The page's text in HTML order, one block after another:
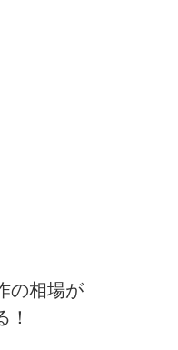
の相場が
！